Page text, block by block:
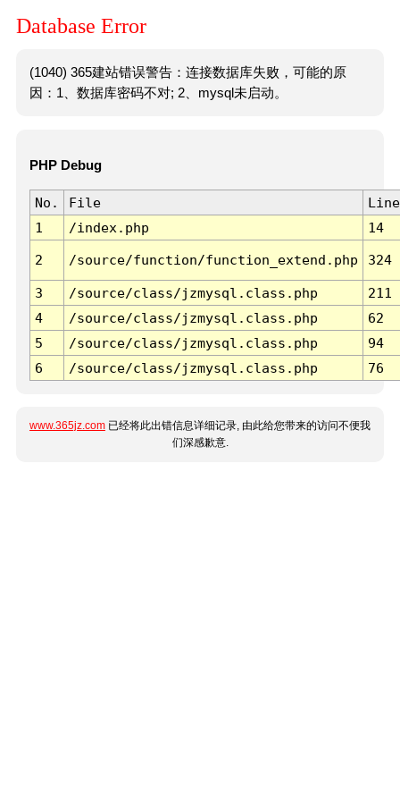
Database Error
(1040) 365建站错误警告：连接数据库失败，可能的原
因：1、数据库密码不对; 2、mysql未启动。
PHP Debug
No. File
Line
1
/index.php 14
2 /source/function/function_extend.php 324
3 /source/class/jzmysql.class.php
211
4
/source/class/jzmysql.class.php
62
5
/source/class/jzmysql.class.php
94
6
/source/class/jzmysql.class.php 76
www.365jz.com 已经将此出错信息详细记录, 由此给您带来的访问不便我
们深感歉意.